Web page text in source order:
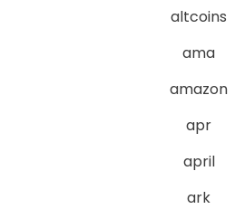
altcoins
ama
amazon
apr
april
ark